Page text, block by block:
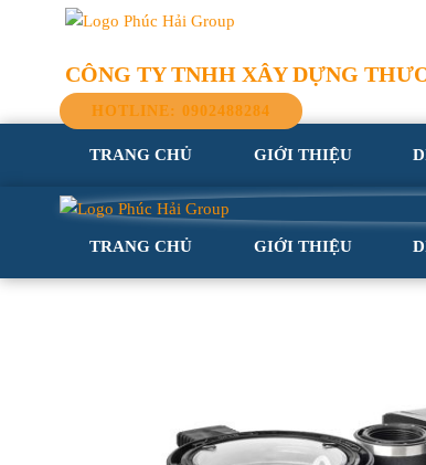
CÔNG TY TNHH XÂY DỰNG
HOTLINE: 0902488284
TRANG CHỦ GIỚI THIỆU
TRANG CHỦ GIỚI THIỆU